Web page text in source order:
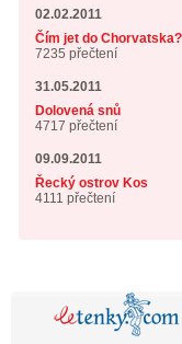
02.02.2011
Čím jet do Chorvatska?
7235 přečtení
31.05.2011
Dolovená snů
4717 přečtení
09.09.2011
Řecký ostrov Kos
4111 přečtení